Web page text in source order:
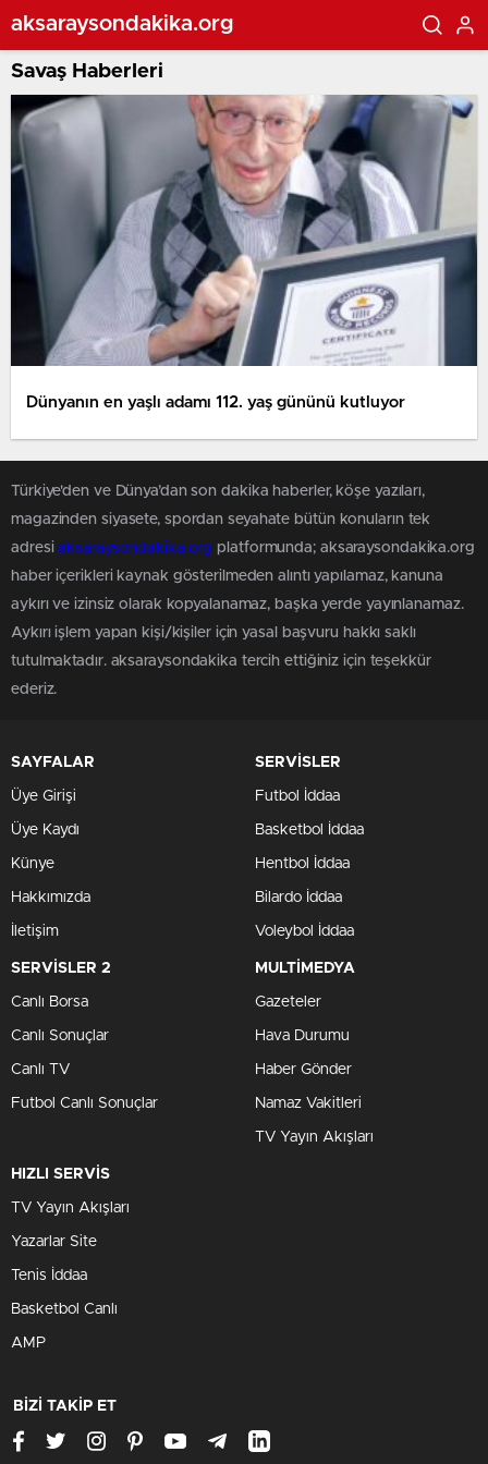
aksaraysondakika.org
Savaş Haberleri
Dünyanın en yaşlı adamı 112. yaş gününü kutluyor
Türkiye'den ve Dünya’dan son dakika haberler, köşe yazıları,
magazinden siyasete, spordan seyahate bütün konuların tek
adresiaksaraysondakika.org platformunda; aksaraysondakika.org
haber içerikleri kaynak gösterilmeden alıntı yapılamaz, kanuna
aykırı ve izinsiz olarak kopyalanamaz, başka yerde yayınlanamaz.
Aykırı işlem yapan kişi/kişiler için yasal başvuru hakkı saklı
tutulmaktadır. aksaraysondakika tercih ettiğiniz için teşekkür
ederiz.
SAYFALAR
Üye Girişi
Üye Kaydı
Künye
Hakkımızda
İletişim
SERVİSLER
Futbol İddaa
Basketbol İddaa
Hentbol İddaa
Bilardo İddaa
Voleybol İddaa
SERVİSLER 2
Canlı Borsa
Canlı Sonuçlar
Canlı TV
Futbol Canlı Sonuçlar
MULTİMEDYA
Gazeteler
Hava Durumu
Haber Gönder
Namaz Vakitleri
TV Yayın Akışları
HIZLI SERVİS
TV Yayın Akışları
Yazarlar Site
Tenis İddaa
Basketbol Canlı
AMP
BİZİ TAKİP ET